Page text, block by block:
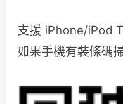
支援 iPhone/iPod
如果手機有裝條碼